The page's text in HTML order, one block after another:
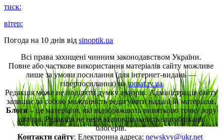
тиск:
вітер:
Погода на 10 днів від sinoptik.ua
Всі права захищені чинним законодавством України.
Повне або часткове використання матеріалів сайту можливе
лише за умови посилання (для інтернет-видань —
гіперпосилання) наtomat.rv.ua
Редакція може не поділяти думку авторів. Адміністрація сайту
залишає за собою можливість редагувати надані їй матеріали.
Блоги– це матеріали, які відображають винятково точку зору
автора. Редакція не несе відповідальність за публікації
блогерів.
Контакти сайту: Електронна адреса: newskvv@ukr.net